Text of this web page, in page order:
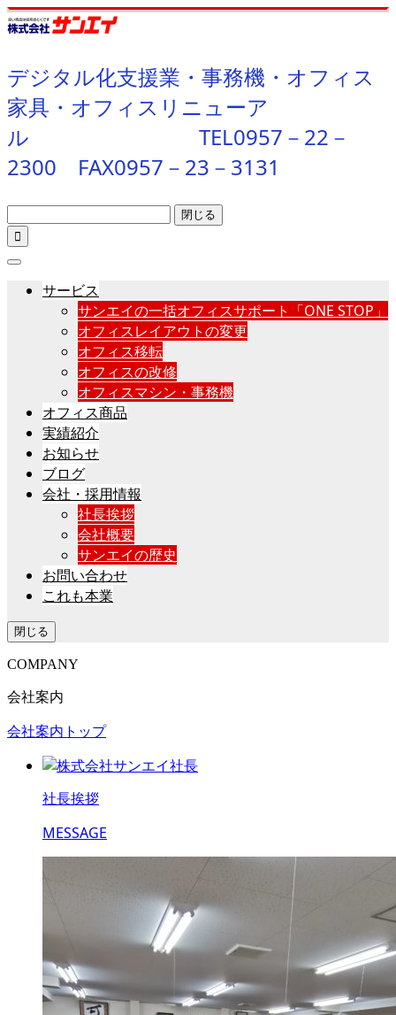
デジタル化支援業・事務機・オフィス
家具・オフィスリニューア
ル TEL0957－22－
2300 FAX0957－23－3131
閉じる

サービス
サンエイの一括オフィスサポート「ONE STOP」
オフィスレイアウトの変更
オフィス移転
オフィスの改修
オフィスマシン・事務機
オフィス商品
実績紹介
お知らせ
ブログ
会社・採用情報
社長挨拶
会社概要
サンエイの歴史
お問い合わせ
これも本業
閉じる
COMPANY
会社案内
会社案内トップ
社長挨拶
MESSAGE